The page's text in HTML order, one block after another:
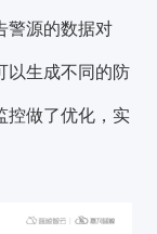
警源的数据对
以生成不同的防
控做了优化，实